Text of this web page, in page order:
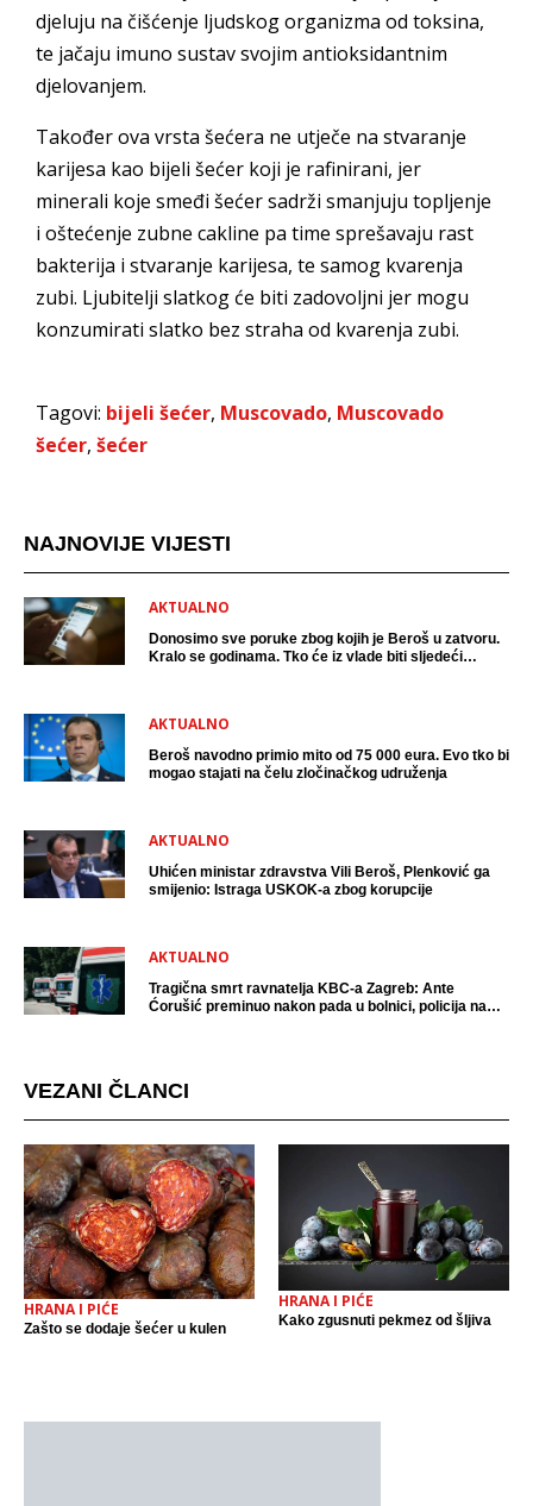
djeluju na čišćenje ljudskog organizma od toksina,
te jačaju imuno sustav svojim antioksidantnim
djelovanjem.
Također ova vrsta šećera ne utječe na stvaranje
karijesa kao bijeli šećer koji je rafinirani, jer
minerali koje smeđi šećer sadrži smanjuju topljenje
i oštećenje zubne cakline pa time sprešavaju rast
bakterija i stvaranje karijesa, te samog kvarenja
zubi. Ljubitelji slatkog će biti zadovoljni jer mogu
konzumirati slatko bez straha od kvarenja zubi.
Tagovi: bijeli šećer, Muscovado, Muscovado
šećer, šećer
NAJNOVIJE VIJESTI
AKTUALNO
Donosimo sve poruke zbog kojih je Beroš u zatvoru.
Kralo se godinama. Tko će iz vlade biti sljedeći
AKTUALNO
Beroš navodno primio mito od 75 000 eura. Evo tko bi
mogao stajati na čelu zločinačkog udruženja
AKTUALNO
Uhićen ministar zdravstva Vili Beroš, Plenković ga
smijenio: Istraga USKOK-a zbog korupcije
AKTUALNO
Tragična smrt ravnatelja KBC-a Zagreb: Ante
Ćorušić preminuo nakon pada u bolnici, policija na
VEZANI ČLANCI
HRANA I PIĆE
Zašto se dodaje šećer u kulen
HRANA I PIĆE
Kako zgusnuti pekmez od šljiva